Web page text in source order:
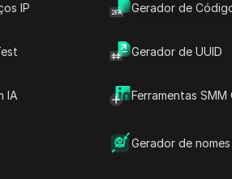
IP Gerador de
Gerador de UUID
IA Ferramentas SMM
Gerador de
para garantir
sociais, realizar